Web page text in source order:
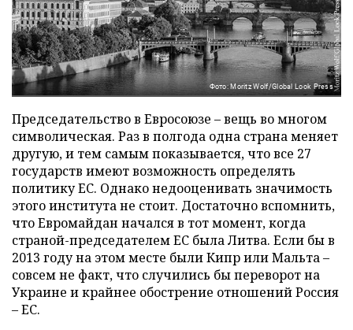
Фото: Moritz Wolf/Global Look Press
Председательство в Евросоюзе – вещь во многом
символическая. Раз в полгода одна страна меняет
другую, и тем самым показывается, что все 27
государств имеют возможность определять
политику ЕС. Однако недооценивать значимость
этого института не стоит. Достаточно вспомнить,
что Евромайдан начался в тот момент, когда
страной-председателем ЕС была Литва. Если бы в
2013 году на этом месте были Кипр или Мальта –
совсем не факт, что случились бы переворот на
Украине и крайнее обострение отношений Россия
– ЕС.